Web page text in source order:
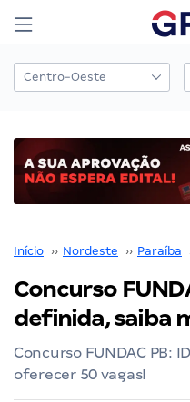
Início ›› Nordeste ›› Paraíba
Concurso
definida, saiba
Concurso FUNDAC PB:
oferecer 50 vagas!